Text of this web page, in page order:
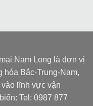
Nam Long là đơn vị
hóa Bắc-Trung-Nam,
lĩnh vực vận
Tel: 0987 877